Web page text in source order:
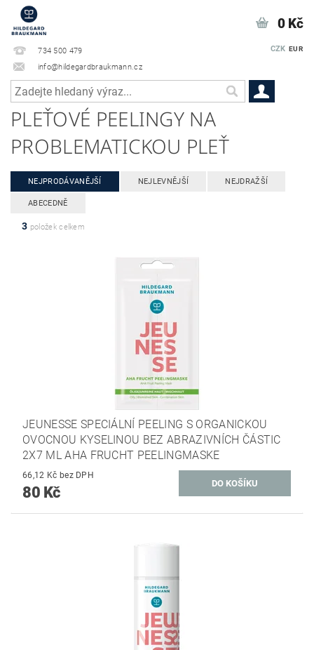
734 500 479
info@hildegardbraukmann.cz
CZK EUR
0 Kč
PLEŤOVÉ PEELINGY NA
PROBLEMATICKOU PLEŤ
NEJPRODÁVANĚJŠÍ NEJLEVNĚJŠÍ NEJDRAŽŠÍ
ABECEDNĚ
3 položek celkem
JEUNESSE SPECIÁLNÍ PEELING S ORGANICKOU
OVOCNOU KYSELINOU BEZ ABRAZIVNÍCH ČÁSTIC
2X7 ML AHA FRUCHT PEELINGMASKE
66,12 Kč bez DPH
80 Kč